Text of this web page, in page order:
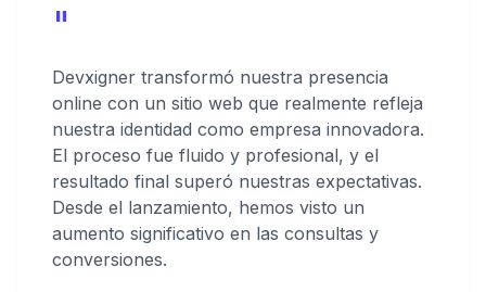
"
Devxigner transformó nuestra presencia
online con un sitio web que realmente refleja
nuestra identidad como empresa innovadora.
El proceso fue fluido y profesional, y el
resultado final superó nuestras expectativas.
Desde el lanzamiento, hemos visto un
aumento significativo en las consultas y
conversiones.